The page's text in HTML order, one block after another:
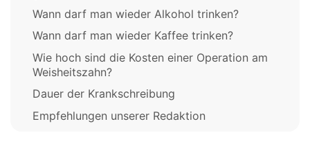
Wann darf man wieder Alkohol trinken?
Wann darf man wieder Kaffee trinken?
Wie hoch sind die Kosten einer Operation am
Weisheitszahn?
Dauer der Krankschreibung
Empfehlungen unserer Redaktion